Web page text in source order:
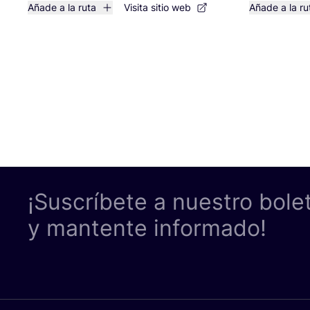
Añade a la ruta Visita sitio web Añade a la
¡Suscríbete a nuestro
y mantente informado!